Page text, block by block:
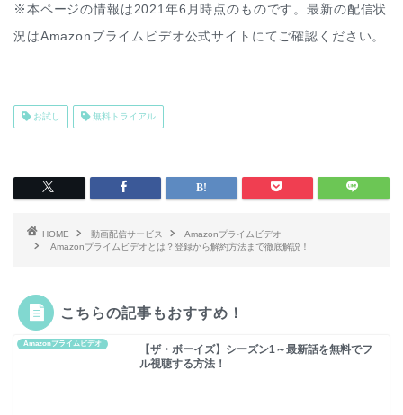
※本ページの情報は2021年6月時点のものです。最新の配信状
況はAmazonプライムビデオ公式サイトにてご確認ください。
お試し 無料トライアル
HOME 動画配信サービス
Amazonプライムビデオ
Amazonプライムビデオとは？登録から解約方法まで徹底解説！
こちらの記事もおすすめ！
Amazonプライムビデオ
【ザ・ボーイズ】シーズン1～最新話を無料でフ
ル視聴する方法！